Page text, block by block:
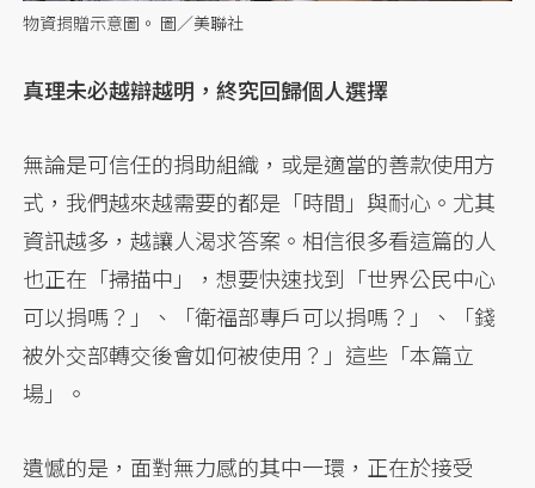
物資捐贈示意圖。 圖／美聯社
真理未必越辯越明，終究回歸個人選擇
無論是可信任的捐助組織，或是適當的善款使用方
式，我們越來越需要的都是「時間」與耐心。尤其
資訊越多，越讓人渴求答案。相信很多看這篇的人
也正在「掃描中」，想要快速找到「世界公民中心
可以捐嗎？」、「衛福部專戶可以捐嗎？」、「錢
被外交部轉交後會如何被使用？」這些「本篇立
場」。
遺憾的是，面對無力感的其中一環，正在於接受